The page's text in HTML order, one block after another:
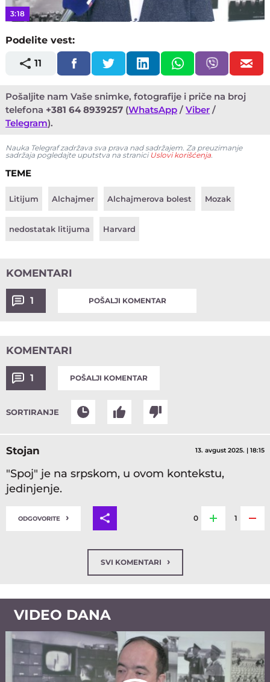
3:18
Podelite vest:
11
Pošaljite nam Vaše snimke, fotografije i priče na broj
telefona +381 64 8939257 (WhatsApp /Viber /
Telegram).
Nauka Telegraf zadržava sva prava nad sadržajem. Za preuzimanje
sadržaja pogledajte uputstva na stranici Uslovi korišćenja.
TEME
Litijum Alchajmer Alchajmerova bolest Mozak
nedostatak litijuma Harvard
KOMENTARI
1 POŠALJI KOMENTAR
KOMENTARI
1 POŠALJI KOMENTAR
SORTIRANJE
Stojan 13. avgust 2025. | 18:15
"Spoj" je na srpskom, u ovom kontekstu,
jedinjenje.
ODGOVORITE › 0 1
SVI KOMENTARI ›
VIDEO DANA